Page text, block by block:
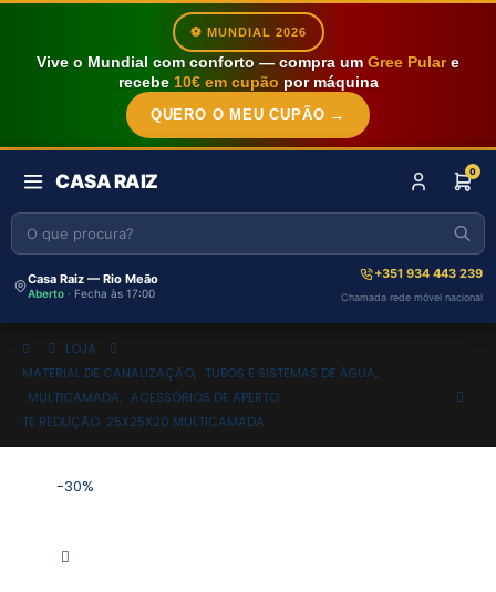
⚽ MUNDIAL 2026
Vive o Mundial com conforto — compra um Gree Pulare
recebe 10€ em cupão por máquina
QUERO O MEU CUPÃO →
CASA RAIZ 0
Casa Raiz — Rio Meão
Aberto · Fecha às 17:00
+351 934 443 239
Chamada rede móvel nacional
LOJA
MATERIAL DE CANALIZAÇÃO, TUBOS E SISTEMAS DE ÁGUA,
MULTICAMADA, ACESSÓRIOS DE APERTO
TE REDUÇÃO 25X25X20 MULTICAMADA
-30%